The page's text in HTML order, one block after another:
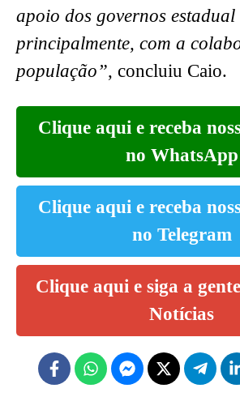
apoio dos governos estadual
principalmente, com a
população”, concluiu Caio.
Clique aqui e receba
no WhatsApp
Clique aqui e receba
no Telegram
Clique aqui e siga a
Notícias